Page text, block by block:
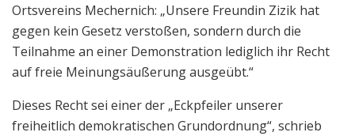
Ortsvereins Mechernich: „Unsere Freundin Zizik hat
gegen kein Gesetz verstoßen, sondern durch die
Teilnahme an einer Demonstration lediglich ihr Recht
auf freie Meinungsäußerung ausgeübt.“
Dieses Recht sei einer der „Eckpfeiler unserer
freiheitlich demokratischen Grundordnung“, schrieb